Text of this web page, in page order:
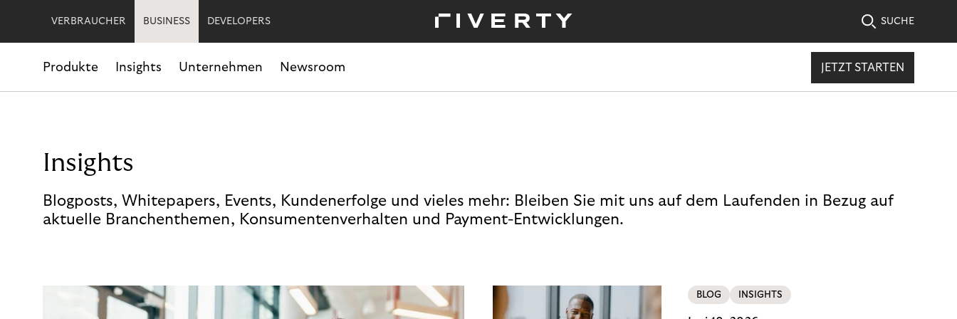
VERBRAUCHER BUSINESS DEVELOPERS SUCHE
Produkte Insights Unternehmen Newsroom JETZT STARTEN
Insights
Blogposts, Whitepapers, Events, Kundenerfolge und vieles mehr: Bleiben Sie mit uns auf dem Laufenden in Bezug auf
aktuelle Branchenthemen, Konsumentenverhalten und Payment-Entwicklungen.
BLOG INSIGHTS